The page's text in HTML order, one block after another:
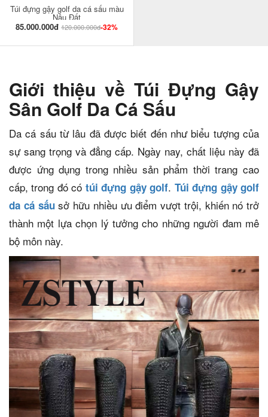
Túi đựng gậy golf da cá sấu màu
Nâu Đất
85.000.000đ 120.000.000đ-32%
Giới thiệu về Túi Đựng Gậy
Sân Golf Da Cá Sấu
Da cá sấu từ lâu đã được biết đến như biểu tượng của
sự sang trọng và đẳng cấp. Ngày nay, chất liệu này đã
được ứng dụng trong nhiều sản phẩm thời trang cao
cấp, trong đó có túi đựng gậy golf. Túi đựng gậy golf
da cá sấusở hữu nhiều ưu điểm vượt trội, khiến nó trở
thành một lựa chọn lý tưởng cho những người đam mê
bộ môn này.